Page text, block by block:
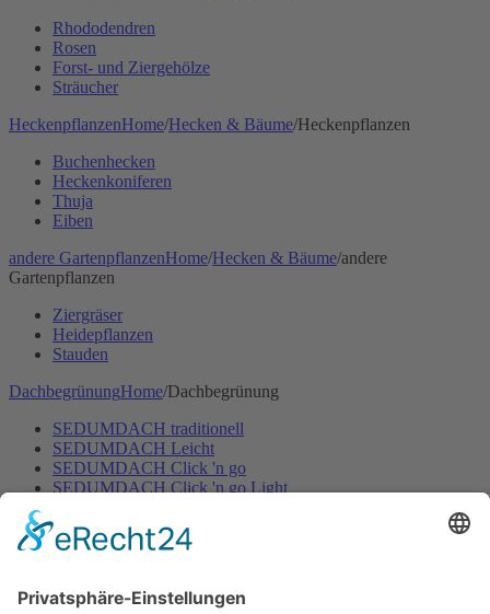
Rhododendren
Rosen
Forst- und Ziergehölze
Sträucher
HeckenpflanzenHome/Hecken & Bäume/Heckenpflanzen
Buchenhecken
Heckenkoniferen
Thuja
Eiben
andere GartenpflanzenHome/Hecken & Bäume/andere
Gartenpflanzen
Ziergräser
Heidepflanzen
Stauden
DachbegrünungHome/Dachbegrünung
SEDUMDACH traditionell
SEDUMDACH Leicht
SEDUMDACH Click 'n go
SEDUMDACH Click 'n go Light
Biodiversitätsdach Leicht
Rasen